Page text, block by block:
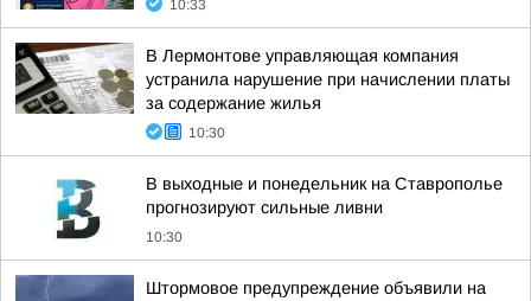
10:33
В Лермонтове управляющая компания
устранила нарушение при начислении платы
за содержание жилья
10:30
В выходные и понедельник на Ставрополье
прогнозируют сильные ливни
10:30
Штормовое предупреждение объявили на